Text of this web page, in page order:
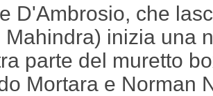
D'Ambrosio, che
Mahindra) inizia una
parte del muretto
Mortara e Norman